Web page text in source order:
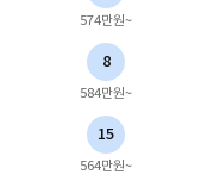
574만원~
8
584만원~
15
564만원~